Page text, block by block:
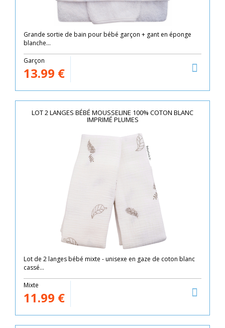
Grande sortie de bain pour bébé garçon + gant en éponge
blanche...
Garçon
13.99 €
LOT 2 LANGES BÉBÉ MOUSSELINE 100% COTON BLANC
IMPRIMÉ PLUMES
Lot de 2 langes bébé mixte - unisexe en gaze de coton blanc
cassé...
Mixte
11.99 €